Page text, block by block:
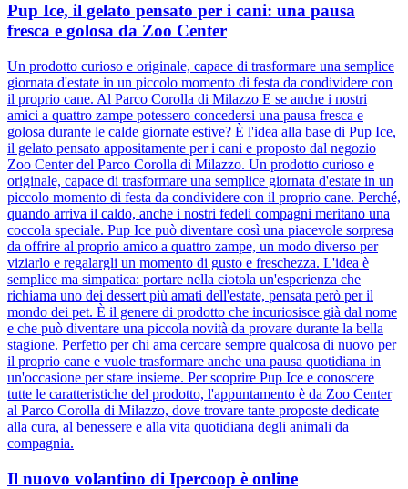
Pup Ice, il gelato pensato per i cani: una pausa
fresca e golosa da Zoo Center
Un prodotto curioso e originale, capace di trasformare una semplice
giornata d'estate in un piccolo momento di festa da condividere con
il proprio cane. Al Parco Corolla di Milazzo E se anche i nostri
amici a quattro zampe potessero concedersi una pausa fresca e
golosa durante le calde giornate estive? È l'idea alla base di Pup Ice,
il gelato pensato appositamente per i cani e proposto dal negozio
Zoo Center del Parco Corolla di Milazzo. Un prodotto curioso e
originale, capace di trasformare una semplice giornata d'estate in un
piccolo momento di festa da condividere con il proprio cane. Perché,
quando arriva il caldo, anche i nostri fedeli compagni meritano una
coccola speciale. Pup Ice può diventare così una piacevole sorpresa
da offrire al proprio amico a quattro zampe, un modo diverso per
viziarlo e regalargli un momento di gusto e freschezza. L'idea è
semplice ma simpatica: portare nella ciotola un'esperienza che
richiama uno dei dessert più amati dell'estate, pensata però per il
mondo dei pet. È il genere di prodotto che incuriosisce già dal nome
e che può diventare una piccola novità da provare durante la bella
stagione. Perfetto per chi ama cercare sempre qualcosa di nuovo per
il proprio cane e vuole trasformare anche una pausa quotidiana in
un'occasione per stare insieme. Per scoprire Pup Ice e conoscere
tutte le caratteristiche del prodotto, l'appuntamento è da Zoo Center
al Parco Corolla di Milazzo, dove trovare tante proposte dedicate
alla cura, al benessere e alla vita quotidiana degli animali da
compagnia.
Il nuovo volantino di Ipercoop è online